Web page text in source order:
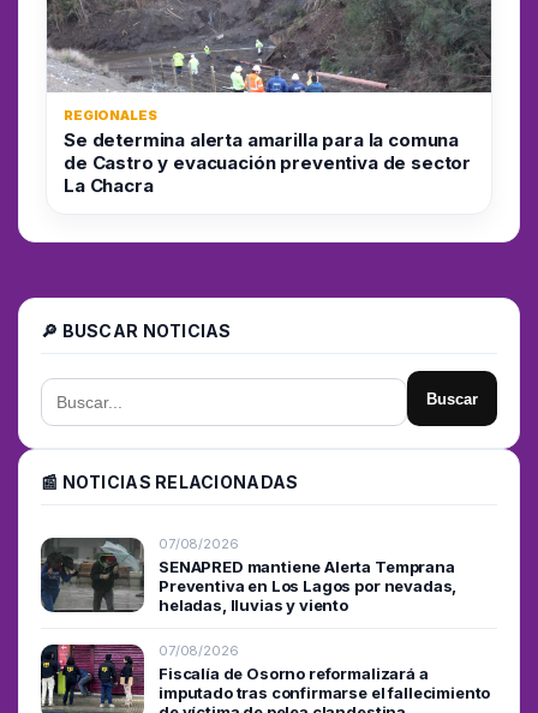
REGIONALES
Se determina alerta amarilla para la comuna
de Castro y evacuación preventiva de sector
La Chacra
🔎 BUSCAR NOTICIAS
Buscar
📰 NOTICIAS RELACIONADAS
07/08/2026
SENAPRED mantiene Alerta Temprana
Preventiva en Los Lagos por nevadas,
heladas, lluvias y viento
07/08/2026
Fiscalía de Osorno reformalizará a
imputado tras confirmarse el fallecimiento